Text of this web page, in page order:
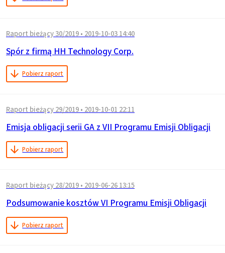
Raport bieżący 30/2019 • 2019-10-03 14:40
Spór z firmą HH Technology Corp.
Pobierz raport
Raport bieżący 29/2019 • 2019-10-01 22:11
Emisja obligacji serii GA z VII Programu Emisji Obligacji
Pobierz raport
Raport bieżący 28/2019 • 2019-06-26 13:15
Podsumowanie kosztów VI Programu Emisji Obligacji
Pobierz raport